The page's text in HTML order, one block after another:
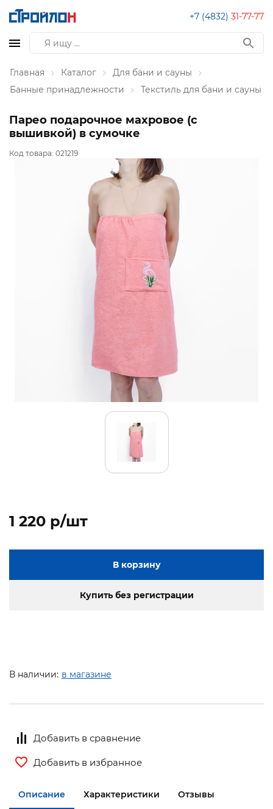
+7 (4832) 31-77-77
Главная Каталог
Для бани и сауны
Банные принадлежности
Текстиль для бани и сауны
Парео подарочное махровое (с
вышивкой) в сумочке
Код товара: 021219
1 220 p/шт
В корзину
Купить без регистрации
В наличии: в магазине
Добавить в сравнение
Добавить в избранное
Описание Характеристики Отзывы